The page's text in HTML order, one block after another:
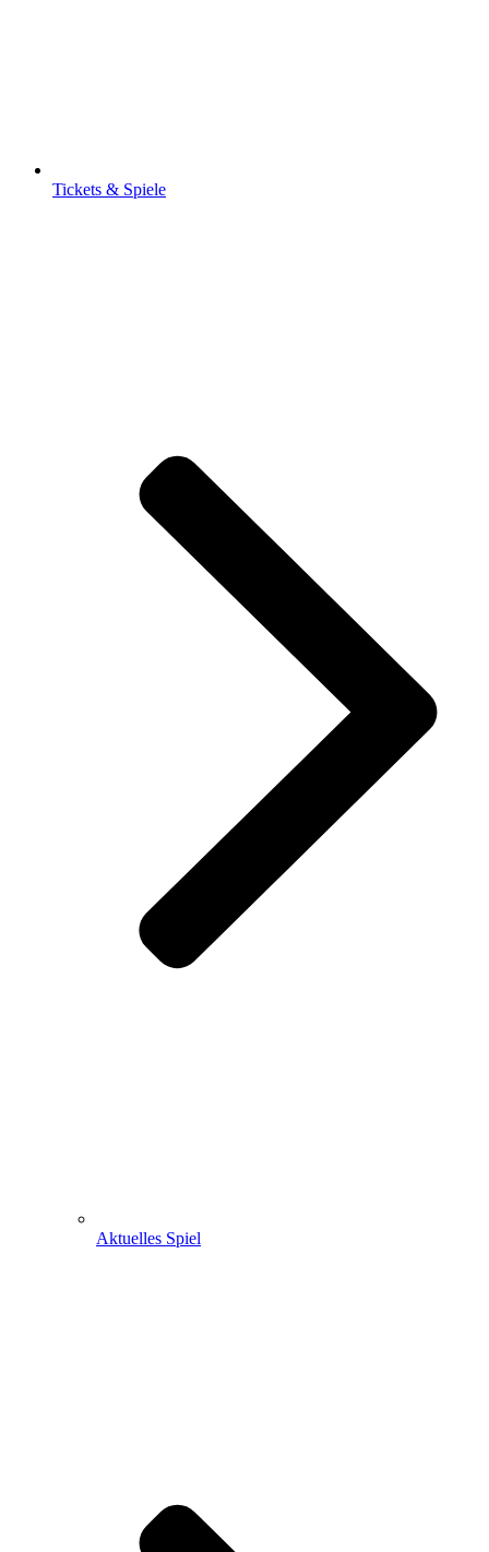
Tickets & Spiele
Aktuelles Spiel